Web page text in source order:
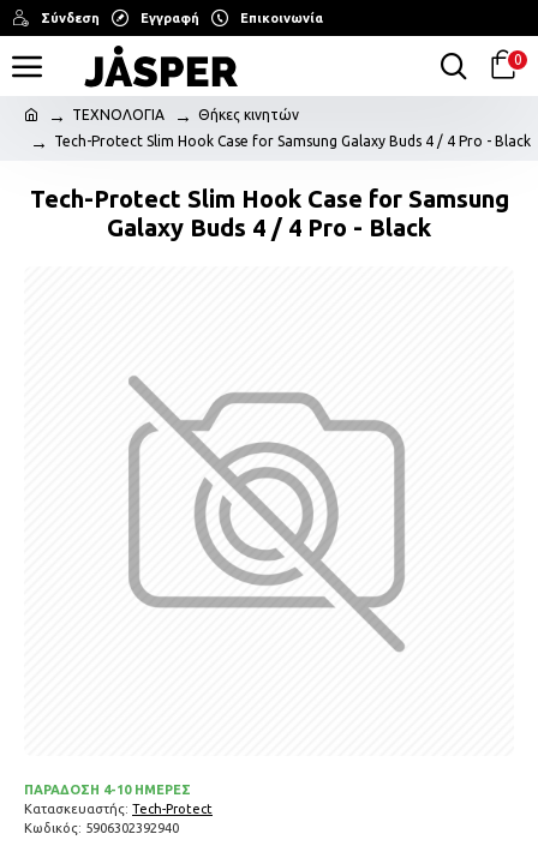
Σύνδεση Εγγραφή Επικοινωνία
0
ΤΕΧΝΟΛΟΓΙΑ
Θήκες κινητών
Tech-Protect Slim Hook Case for Samsung Galaxy Buds 4 / 4 Pro - Black
Tech-Protect Slim Hook Case for Samsung
Galaxy Buds 4 / 4 Pro - Black
ΠΑΡΑΔΟΣΗ 4-10 ΗΜΕΡΕΣ
Κατασκευαστής: Tech-Protect
Κωδικός: 5906302392940